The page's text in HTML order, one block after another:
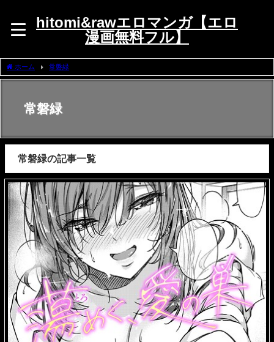
hitomi&rawエロマンガ【エロ
漫画無料フル】
ホーム 常磐緑
常磐緑
常磐緑の記事一覧